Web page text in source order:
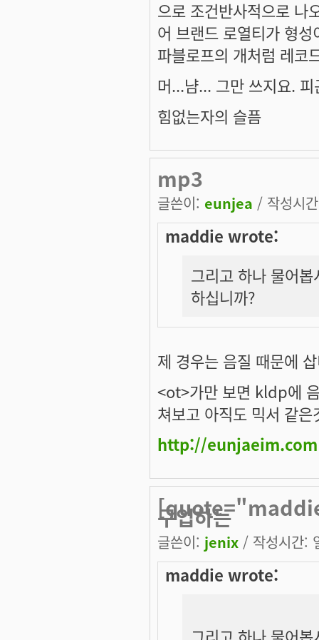
으로 조건반사적으로 나
어 브랜드 로열티가 형
파블로프의 개처럼 레코
머...냠... 그만 쓰지요.
힘없는자의 슬픔
mp3
글쓴이: eunjea / 작성시
maddie wrote:
그리고 하나 물어
하십니까?
제 경우는 음질 때문에
<ot>가만 보면 kldp에
쳐보고 아직도 믹서 같
http://eunjaeim.com
구입하는
글쓴이: jenix / 작성시간:
maddie wrote: